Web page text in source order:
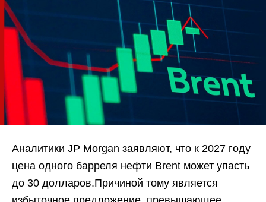
Аналитики JP Morgan заявляют, что к 2027 году
цена одного барреля нефти Brent может упасть
до 30 долларов.Причиной тому является